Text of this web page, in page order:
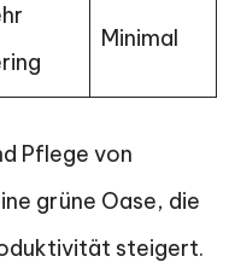
Minimal
Pflege von
grüne Oase, die
steigert.